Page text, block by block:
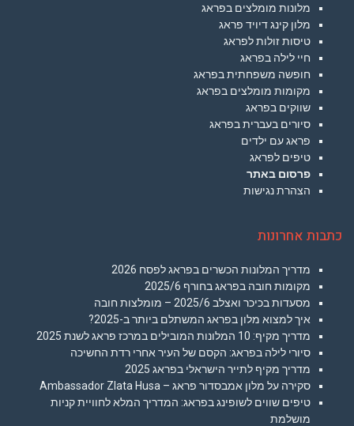
מלונות מומלצים בפראג
מלון קינג דיויד פראג
טיסות זולות לפראג
חיי לילה בפראג
חופשה משפחתית בפראג
מקומות מומלצים בפראג
שווקים בפראג
סיורים בעברית בפראג
פראג עם ילדים
טיפים לפראג
פרסום באתר
הצהרת נגישות
כתבות אחרונות
מדריך המלונות הכשרים בפראג לפסח 2026
מקומות חובה בפראג בחורף 2025/6
מסעדות בכיכר ואצלב 2025/6 – מומלצות חובה
איך למצוא מלון בפראג המשתלם ביותר ב-2025?
מדריך מקיף: 10 המלונות המובילים במרכז פראג לשנת 2025
סיורי לילה בפראג: הקסם של העיר אחרי רדת החשיכה
מדריך מקיף לתייר הישראלי בפראג 2025
סקירה על מלון אמבסדור פראג – Ambassador Zlata Husa
טיפים שווים לשופינג בפראג: המדריך המלא לחוויית קניות
מושלמת